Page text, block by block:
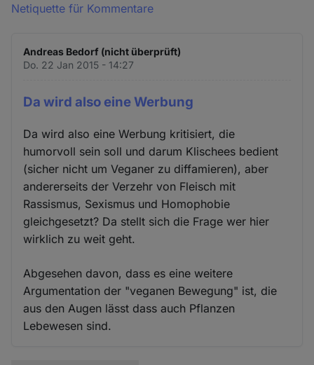
Netiquette für Kommentare
Andreas Bedorf (nicht überprüft)
Do. 22 Jan 2015 - 14:27
Da wird also eine Werbung
Da wird also eine Werbung kritisiert, die
humorvoll sein soll und darum Klischees bedient
(sicher nicht um Veganer zu diffamieren), aber
andererseits der Verzehr von Fleisch mit
Rassismus, Sexismus und Homophobie
gleichgesetzt? Da stellt sich die Frage wer hier
wirklich zu weit geht.
Abgesehen davon, dass es eine weitere
Argumentation der "veganen Bewegung" ist, die
aus den Augen lässt dass auch Pflanzen
Lebewesen sind.